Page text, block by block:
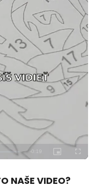
NAŠE VIDEO?